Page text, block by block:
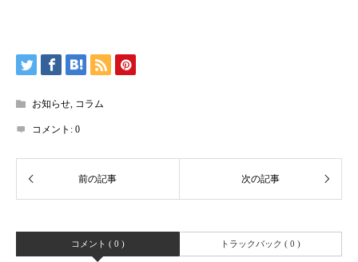
お知らせ, コラム
コメント: 0
コメント ( 0 ) トラックバック ( 0 )